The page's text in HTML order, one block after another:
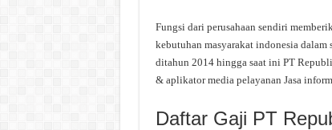
Fungsi dari perusahaan sendiri
kebutuhan masyarakat indonesia
ditahun 2014 hingga saat ini PT
& aplikator media pelayanan Jasa
Daftar Gaji PT